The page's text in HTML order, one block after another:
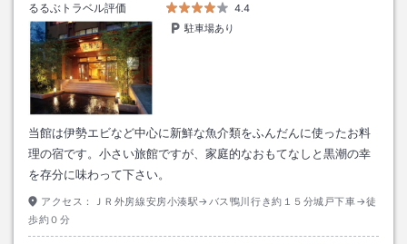
るるぶトラベル評価
4.4
駐車場あり
当館は伊勢エビなど中心に新鮮な魚介類をふんだんに使ったお料
理の宿です。小さい旅館ですが、家庭的なおもてなしと黒潮の幸
を存分に味わって下さい。
アクセス：
ＪＲ外房線安房小湊駅→バス鴨川行き約１５分城戸下車→徒
歩約０分